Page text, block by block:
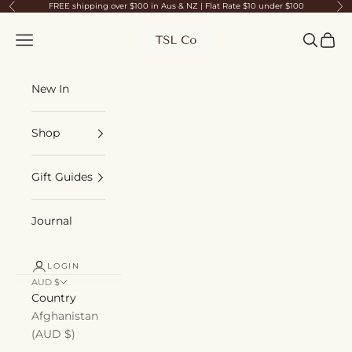
Skip to content
Previous FREE shipping over $100 in Aus & NZ | Flat Rate $10 under $100
TSL Co
Navigation menu Search
Cart
New In
Shop
Gift Guides
Journal
LOGIN
AUD $
Country
Afghanistan
(AUD $)